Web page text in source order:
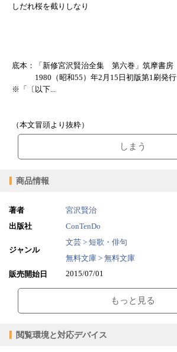
しだれ桜を截りしなり
底本：「新修宮沢賢治全集 第六巻」筑摩書房
1980（昭和55）年2月15日初版第1刷発行
※「〔以下...
（本文冒頭より抜粋）
しまう
商品情報
著者
宮沢賢治
出版社
ConTenDo
ジャンル
文芸 > 短歌・俳句
無料文庫 > 無料文庫
販売開始日
2015/07/01
ファイルサイズ 0.93MB
もっと見る
閲覧環境と対応デバイス